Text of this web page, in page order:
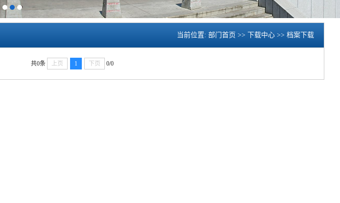
1 2 3
当前位置: 部门首页 >> 下载中心 >> 档案下载
共0条 上页 1 下页 0/0